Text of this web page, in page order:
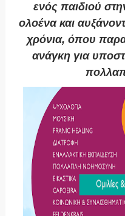
ενός παιδιού
ολοένα και
χρόνια, όπου
ανάγκη για